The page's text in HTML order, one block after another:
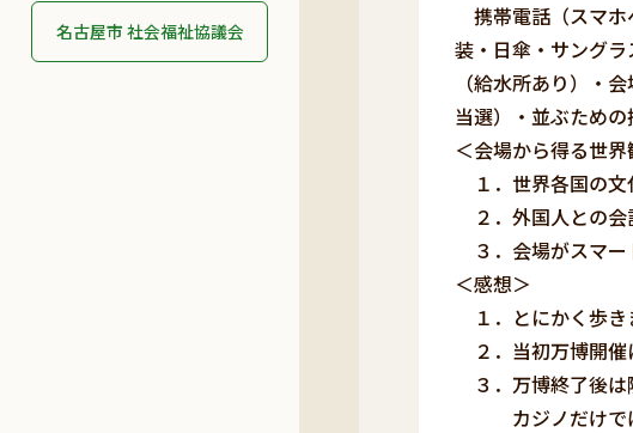
名古屋市 社会福祉協議会
携帯電話（スマホ
装・日傘・サング
（給水所あり）・
当選）・並ぶため
＜会場から得る世界
１．世界各国の文
２．外国人との
３．会場がスマー
＜感想＞
１．とにかく歩き
２．当初万博開催
３．万博終了後は
カジノだけでは